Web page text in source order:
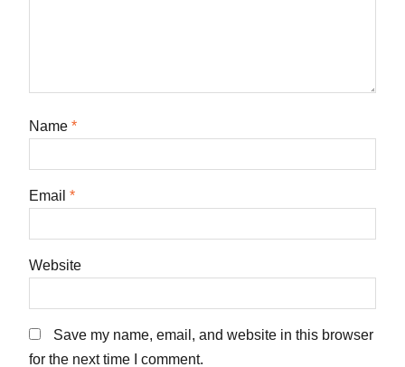
Name *
Email *
Website
Save my name, email, and website in this browser
for the next time I comment.